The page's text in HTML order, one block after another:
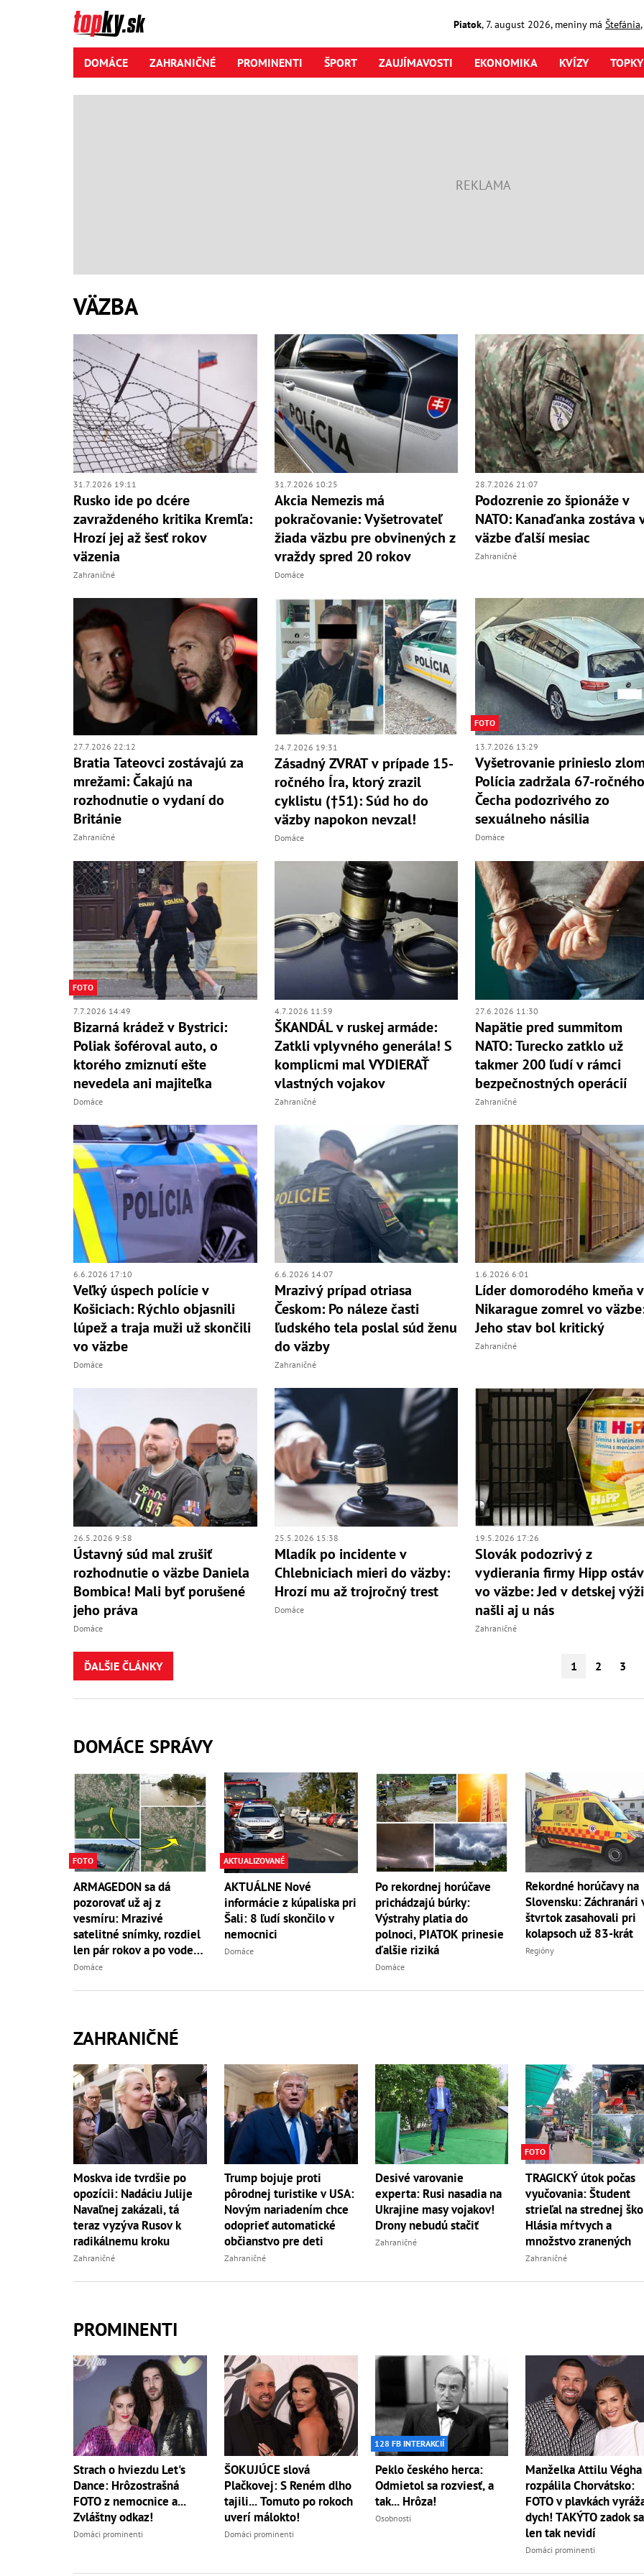
Piatok,7. august2026, meniny má Štefánia
DOMÁCE ZAHRANIČNÉ PROMINENTI ŠPORT ZAUJÍMAVOSTI EKONOMIKA KVÍZY
VÄZBA
31.7.2026 19:11
Rusko ide po dcére
zavraždeného kritika Kremľa:
Hrozí jej až šesť rokov
väzenia
Zahraničné
31.7.2026 10:25
Akcia Nemezis má
pokračovanie: Vyšetrovateľ
žiada väzbu pre obvinených z
vraždy spred 20 rokov
Domáce
28.7.2026 21:07
Podozrenie zo špionáže v
NATO: Kanaďanka zostáva
väzbe ďalší mesiac
Zahraničné
27.7.2026 22:12
Bratia Tateovci zostávajú za
mrežami: Čakajú na
rozhodnutie o vydaní do
Británie
Zahraničné
24.7.2026 19:31
Zásadný ZVRAT v prípade 15-
ročného Íra, ktorý zrazil
cyklistu (†51): Súd ho do
väzby napokon nevzal!
Domáce
FOTO
13.7.2026 13:29
Vyšetrovanie prinieslo
Polícia zadržala 67-
Čecha podozrivého zo
sexuálneho násilia
Domáce
FOTO
7.7.2026 14:49
Bizarná krádež v Bystrici:
Poliak šoféroval auto, o
ktorého zmiznutí ešte
nevedela ani majiteľka
Domáce
4.7.2026 11:59
ŠKANDÁL v ruskej armáde:
Zatkli vplyvného generála! S
komplicmi mal VYDIERAŤ
vlastných vojakov
Zahraničné
27.6.2026 11:30
Napätie pred summitom
NATO: Turecko zatklo už
takmer 200 ľudí v rámci
bezpečnostných operácií
Zahraničné
6.6.2026 17:10
Veľký úspech polície v
Košiciach: Rýchlo objasnili
lúpež a traja muži už skončili
vo väzbe
Domáce
6.6.2026 14:07
Mrazivý prípad otriasa
Českom: Po náleze časti
ľudského tela poslal súd ženu
do väzby
Zahraničné
1.6.2026 6:01
Líder domorodého kmeňa v
Nikarague zomrel vo
Jeho stav bol kritický
Zahraničné
26.5.2026 9:58
Ústavný súd mal zrušiť
rozhodnutie o väzbe Daniela
Bombica! Mali byť porušené
jeho práva
Domáce
25.5.2026 15:38
Mladík po incidente v
Chlebniciach mieri do väzby:
Hrozí mu až trojročný trest
Domáce
19.5.2026 17:26
Slovák podozrivý z
vydierania firmy Hipp
vo väzbe: Jed v detskej
našli aj u nás
Zahraničné
ĎALŠIE ČLÁNKY 1 2 3
DOMÁCE SPRÁVY
FOTO
ARMAGEDON sa dá
pozorovať už aj z
vesmíru: Mrazivé
satelitné snímky, rozdiel
len pár rokov a po vode
ani stopy!
Domáce
AKTUALIZOVANÉ
AKTUÁLNE Nové
informácie z kúpaliska pri
Šali: 8 ľudí skončilo v
nemocnici
Domáce
Po rekordnej horúčave
prichádzajú búrky:
Výstrahy platia do
polnoci, PIATOK prinesie
ďalšie riziká
Domáce
Rekordné horúčavy na
Slovensku: Záchranári
štvrtok zasahovali pri
kolapsoch už 83-krát
Regióny
ZAHRANIČNÉ
Moskva ide tvrdšie po
opozícii: Nadáciu Julije
Navaľnej zakázali, tá
teraz vyzýva Rusov k
radikálnemu kroku
Zahraničné
Trump bojuje proti
pôrodnej turistike v USA:
Novým nariadením chce
odoprieť automatické
občianstvo pre deti
Zahraničné
Desivé varovanie
experta: Rusi nasadia na
Ukrajine masy vojakov!
Drony nebudú stačiť
Zahraničné
FOTO
TRAGICKÝ útok počas
vyučovania: Študent
strieľal na strednej
Hlásia mŕtvych a
množstvo zranených
Zahraničné
PROMINENTI
Strach o hviezdu Let's
Dance: Hrôzostrašná
FOTO z nemocnice a...
Zvláštny odkaz!
Domáci prominenti
ŠOKUJÚCE slová
Plačkovej: S Reném dlho
tajili... Tomuto po rokoch
uverí málokto!
Domáci prominenti
128 FB INTERAKCIÍ
Peklo českého herca:
Odmietol sa rozviesť, a
tak... Hrôza!
Osobnosti
Manželka Attilu Végha
rozpálila Chorvátsko:
FOTO v plavkách
dych! TAKÝTO zadok sa
len tak nevidí
Domáci prominenti